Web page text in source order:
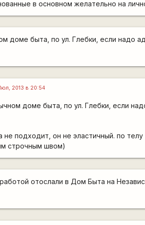
в основном желательно на
доме быта, по ул. Глебки, если надо
2013 в 20:54
доме быта, по ул. Глебки, если
подходит, он не эластичный. по
строчным швом)
отослали в Дом Быта на